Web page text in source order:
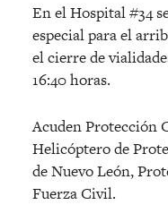
En el Hospital #34
especial para el
el cierre de
16:40 horas.
Acuden Protección
Helicóptero de
de Nuevo León,
Fuerza Civil.